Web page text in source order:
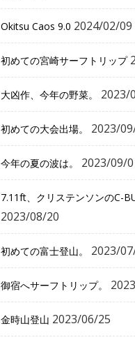
Okitsu Caos 9.0 2024/02/09
初めての宮崎サーフトリップ
大凶作、今年の野菜。 2023/
初めての大会出場。 2023/
今年の夏の波は。 2023/09/
7.11ft、クリステンソンのC-
2023/08/20
初めての富士登山。 2023/
御宿へサーフトリップ。
金時山登山 2023/06/25